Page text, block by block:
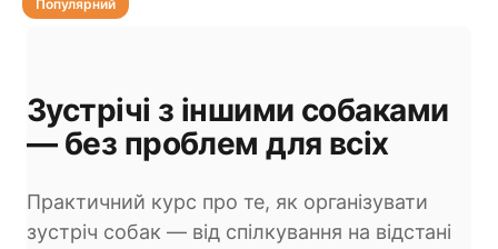
Зустрічі з іншими собаками
— без проблем для всіх
Практичний курс про те, як організувати
зустріч собак — від спілкування на відстані
Популярний